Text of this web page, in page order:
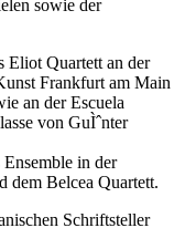
sowie der
Eliot Quartett an der
Frankfurt am Main
an der Escuela
von GuÌˆnter
in der
dem Belcea Quartett.
Schriftsteller